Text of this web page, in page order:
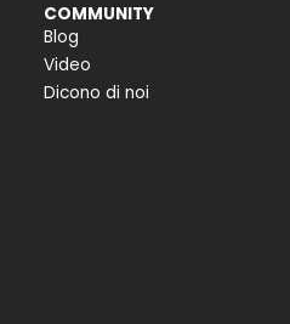
COMMUNITY
Blog
Video
Dicono di noi